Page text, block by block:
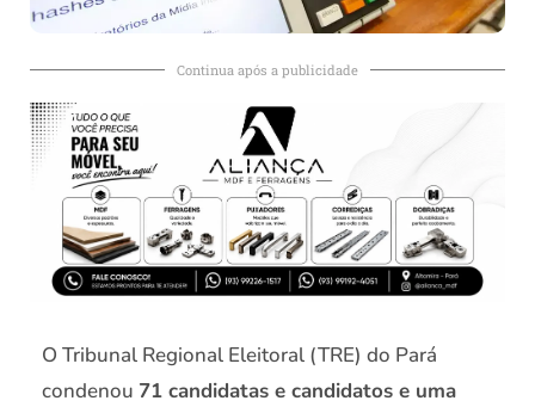
Continua após a publicidade
O Tribunal Regional Eleitoral (TRE) do Pará
condenou 71 candidatas e candidatos e uma